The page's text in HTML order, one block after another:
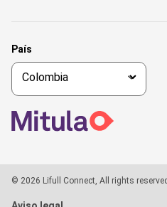
País
© 2026 Lifull Connect, All rights reserved